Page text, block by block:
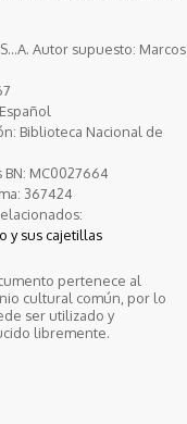
Autor supuesto: Marcos
Español
Biblioteca Nacional de
MC0027664
367424
y sus cajetillas
pertenece al
cultural común, por lo
ser utilizado y
libremente.